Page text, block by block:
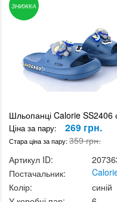
ЗНИЖКА
Шльопанці Calorie SS2406
Ціна за пару: 269 грн.
Стара ціна за пару:359 грн.
Артикул ID:
Постачальник:
Колір:
синій